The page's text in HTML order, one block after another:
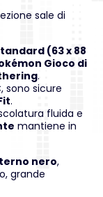
sale di
(63 x 88
Gioco di
.
sono sicure
.
fluida e
mantiene in
nero,
grande